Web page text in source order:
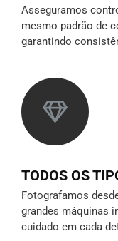
Asseguramos
mesmo padrão de
garantindo
TODOS OS
Fotografamos
grandes máquinas
cuidado em cada